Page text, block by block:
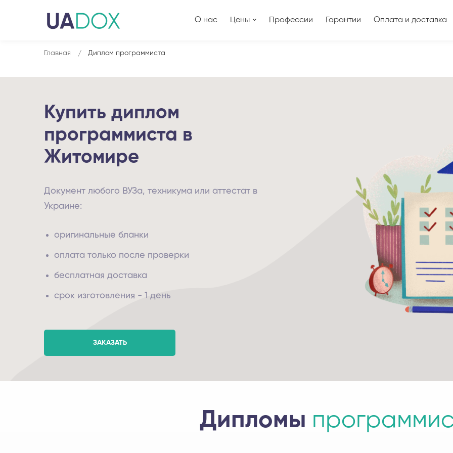
О нас Цены Профессии Гарантии Оплата и доставка
Главная Диплом программиста
Купить диплом
программиста в
Житомире
Документ любого ВУЗа, техникума или аттестат в
Украине:
оригинальные бланки
оплата только после проверки
бесплатная доставка
срок изготовления - 1 день
ЗАКАЗАТЬ
Дипломы